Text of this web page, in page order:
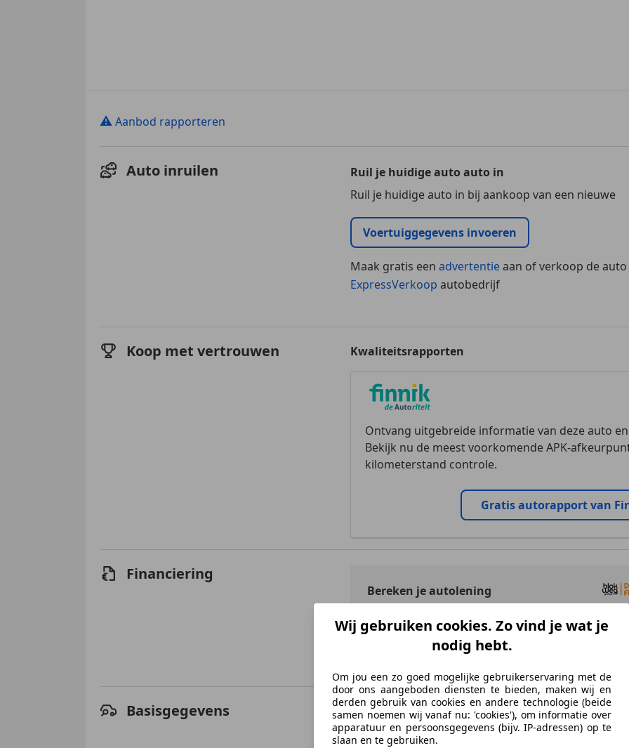
⚠ Aanbod rapporteren
Auto inruilen
Ruil je huidige auto auto in
Ruil je huidige auto in bij aankoop van een nieuwe
Voertuiggegevens invoeren
Maak gratis een advertentieaan of verkoop de
ExpressVerkoop autobedrijf
Koop met vertrouwen Kwaliteitsrapporten
Ontvang uitgebreide informatie van deze auto
Bekijk nu de meest voorkomende APK-
kilometerstand controle.
Gratis autorapport van
Financiering
Bereken je autolening
Hoeveel wil je lenen?
Basisgegevens Carrosserietype
Voertuigtype
Gebruikt
Wij gebruiken cookies. Zo vind je wat je
nodig hebt.
Om jou een zo goed mogelijke gebruikerservaring met de
door ons aangeboden diensten te bieden, maken wij en
derden gebruik van cookies en andere technologie (beide
samen noemen wij vanaf nu: 'cookies'), om informatie over
apparatuur en persoonsgegevens (bijv. IP-adressen) op te
slaan en te gebruiken.